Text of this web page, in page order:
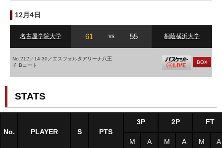
12月4日
名古屋学院大学 61 vs 55 桐蔭横浜大学
No.212／14:30／エスフォルタアリーナ八王
子 Bコート
BOX
STATS
No. PLAYER S PTS
3P 2P FT
M A M A M A